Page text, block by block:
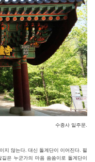
수종사 일주문.
지 않는다. 대신 돌계단이 이어진다. 필
은 누군가의 마음 씀씀이로 돌계단이